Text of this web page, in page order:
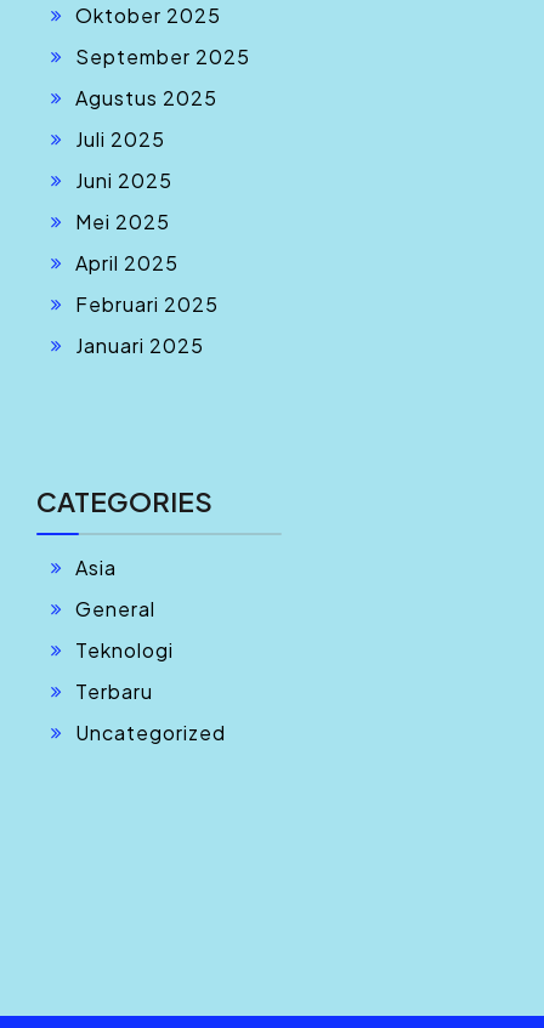
Oktober 2025
September 2025
Agustus 2025
Juli 2025
Juni 2025
Mei 2025
April 2025
Februari 2025
Januari 2025
CATEGORIES
Asia
General
Teknologi
Terbaru
Uncategorized